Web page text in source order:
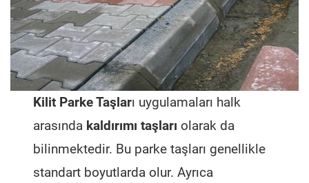
Kilit Parke Taşları uygulamaları halk
arasında kaldırımı taşları olarak da
bilinmektedir. Bu parke taşları genellikle
standart boyutlarda olur. Ayrıca